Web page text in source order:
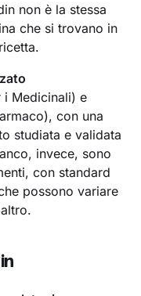
non è la stessa
che si trovano in
i Medicinali) e
con una
studiata e validata
invece, sono
con standard
possono variare